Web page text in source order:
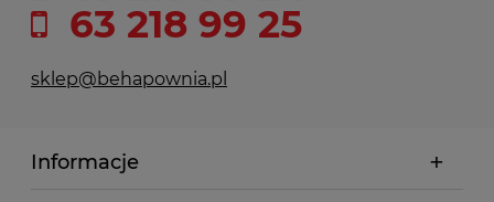
63 218 99 25
sklep@behapownia.pl
Informacje